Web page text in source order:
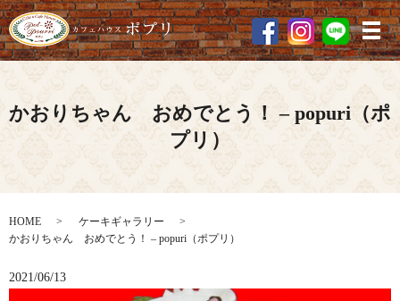
メ
かおりちゃん おめでとう！ – popuri（ポ
プリ）
HOME
ケーキギャラリー
かおりちゃん おめでとう！ – popuri（ポプリ）
2021/06/13